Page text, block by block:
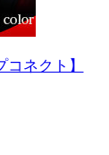
ネクト】